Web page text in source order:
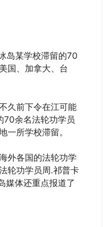
岛某学校滞留的70
国、加拿大、台
久前下令在江可能
70余名法轮功学员
一所学校滞留。
外各国的法轮功学
轮功学员周.祁普卡
媒体还重点报道了